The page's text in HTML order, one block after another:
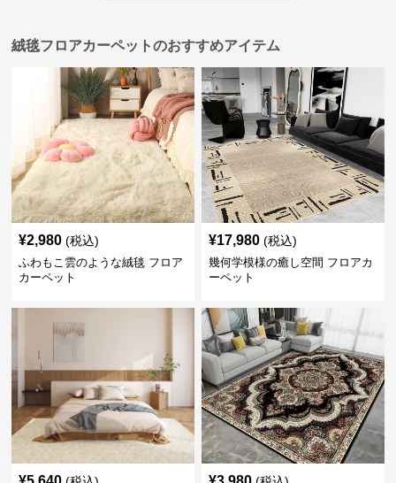
絨毯フロアカーペットのおすすめアイテム
¥2,980 (税込)
ふわもこ雲のような絨毯 フロア
カーペット
¥17,980 (税込)
幾何学模様の癒し空間 フロアカ
ーペット